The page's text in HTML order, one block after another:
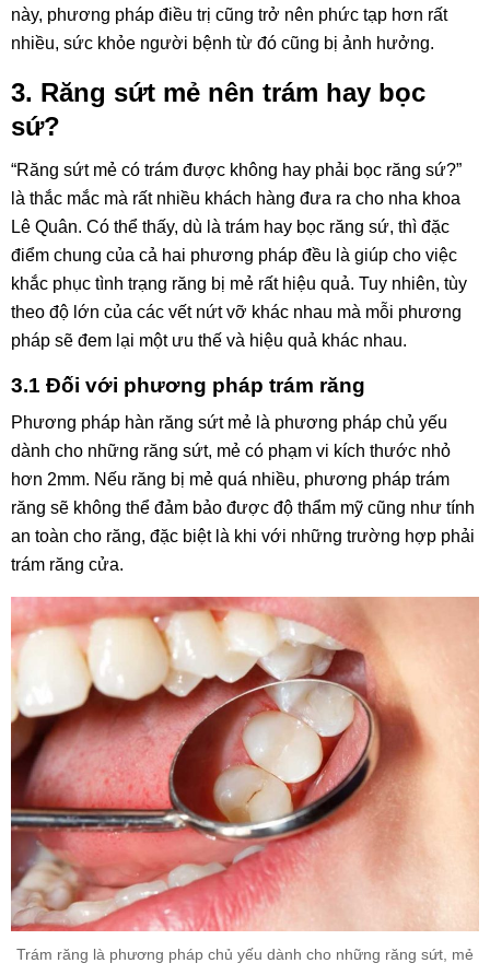
này, phương pháp điều trị cũng trở nên phức tạp hơn rất
nhiều, sức khỏe người bệnh từ đó cũng bị ảnh hưởng.
3. Răng sứt mẻ nên trám hay bọc
sứ?
“Răng sứt mẻ có trám được không hay phải bọc răng sứ?”
là thắc mắc mà rất nhiều khách hàng đưa ra cho nha khoa
Lê Quân. Có thể thấy, dù là trám hay bọc răng sứ, thì đặc
điểm chung của cả hai phương pháp đều là giúp cho việc
khắc phục tình trạng răng bị mẻ rất hiệu quả. Tuy nhiên, tùy
theo độ lớn của các vết nứt vỡ khác nhau mà mỗi phương
pháp sẽ đem lại một ưu thế và hiệu quả khác nhau.
3.1 Đối với phương pháp trám răng
Phương pháp hàn răng sứt mẻ là phương pháp chủ yếu
dành cho những răng sứt, mẻ có phạm vi kích thước nhỏ
hơn 2mm. Nếu răng bị mẻ quá nhiều, phương pháp trám
răng sẽ không thể đảm bảo được độ thẩm mỹ cũng như tính
an toàn cho răng, đặc biệt là khi với những trường hợp phải
trám răng cửa.
Trám răng là phương pháp chủ yếu dành cho những răng sứt, mẻ